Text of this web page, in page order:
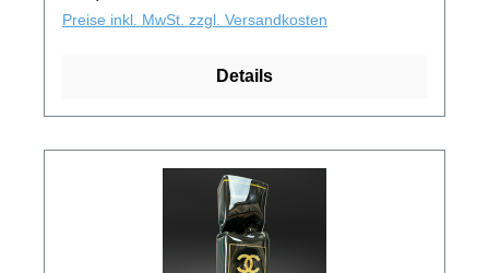
Motivserie. Jedes Exemplar aus der
Preise inkl. MwSt. zzgl. Versandkosten
Details